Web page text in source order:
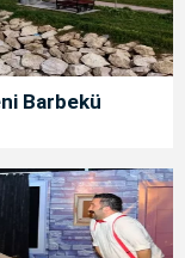
Barbekü